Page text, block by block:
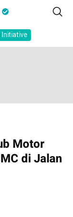
Initiative
Motor
di Jalan